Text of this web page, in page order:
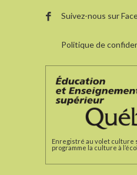
Suivez-nous sur
Politique de
Enregistré au volet culture
programme la culture à